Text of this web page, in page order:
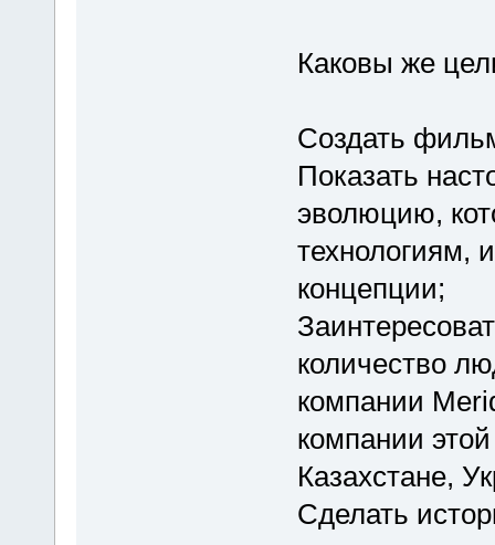
Каковы же
Создать
Показать
эволюцию,
технологиям,
концепции;
количество
компании
компании
Казахстане,
Сделать